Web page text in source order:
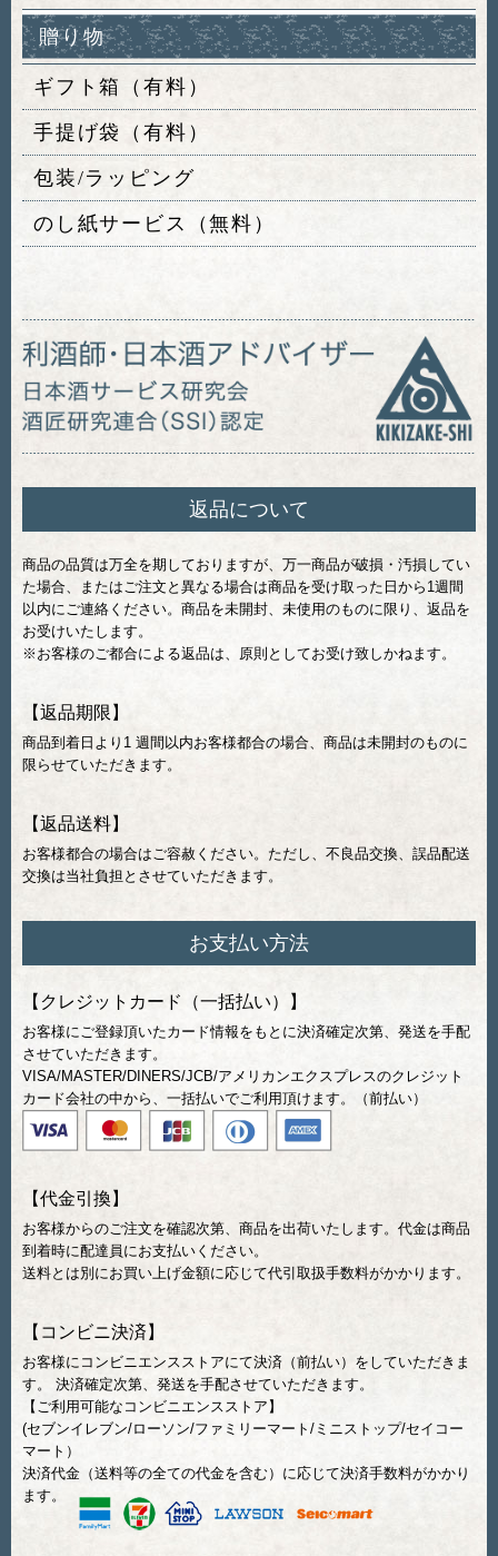
贈り物
ギフト箱（有料）
手提げ袋（有料）
包装/ラッピング
のし紙サービス（無料）
返品について
商品の品質は万全を期しておりますが、万一商品が破損・汚損してい
た場合、またはご注文と異なる場合は商品を受け取った日から1週間
以内にご連絡ください。商品を未開封、未使用のものに限り、返品を
お受けいたします。
※お客様のご都合による返品は、原則としてお受け致しかねます。
【返品期限】
商品到着日より1 週間以内お客様都合の場合、商品は未開封のものに
限らせていただきます。
【返品送料】
お客様都合の場合はご容赦ください。ただし、不良品交換、誤品配送
交換は当社負担とさせていただきます。
お支払い方法
【クレジットカード（一括払い）】
お客様にご登録頂いたカード情報をもとに決済確定次第、発送を手配
させていただきます。
VISA/MASTER/DINERS/JCB/アメリカンエクスプレスのクレジット
カード会社の中から、一括払いでご利用頂けます。（前払い）
【代金引換】
お客様からのご注文を確認次第、商品を出荷いたします。代金は商品
到着時に配達員にお支払いください。
送料とは別にお買い上げ金額に応じて代引取扱手数料がかかります。
【コンビニ決済】
お客様にコンビニエンスストアにて決済（前払い）をしていただきま
す。 決済確定次第、発送を手配させていただきます。
【ご利用可能なコンビニエンスストア】
(セブンイレブン/ローソン/ファミリーマート/ミニストップ/セイコー
マート）
決済代金（送料等の全ての代金を含む）に応じて決済手数料がかかり
ます。